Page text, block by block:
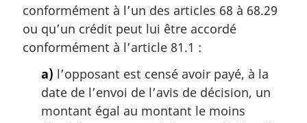
g
i
n
conformément à l’un des articles 68 à 68.29
ou qu’un crédit peut lui être accordé
conformément à l’article 81.1 :
a) l’opposant est censé avoir payé, à la
date de l’envoi de l’avis de décision, un
montant égal au montant le moins